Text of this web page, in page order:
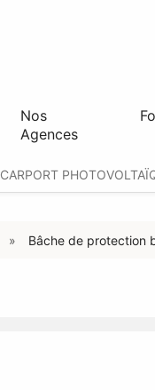
Nos
Agences
CARPORT
Bâche de protection